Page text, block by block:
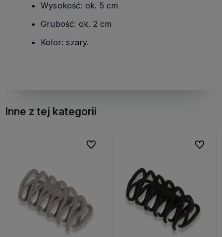
Wysokość: ok. 5 cm
Grubość: ok. 2 cm
Kolor: szary.
Inne z tej kategorii
Do ulubionych
Do ulubionych Do
Do